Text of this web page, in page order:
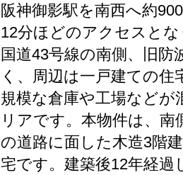
阪神御影駅を南西へ約
12分ほどのアクセスと
国道43号線の南側、旧防
く、周辺は一戸建ての住
規模な倉庫や工場などが
リアです。本物件は、南
の道路に面した木造3階
宅です。建築後12年経過